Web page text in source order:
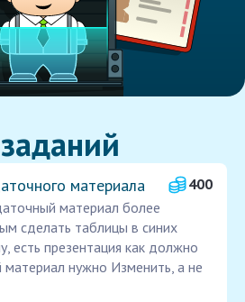
материала
400
материал более
сделать таблицы в синих
есть презентация как должно
нужно Изменить, а не